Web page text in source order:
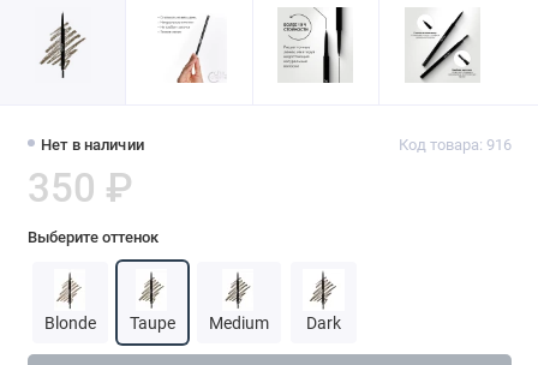
Нет в наличии Код товара: 916
350 ₽
Выберите оттенок
Blonde Taupe Medium Dark